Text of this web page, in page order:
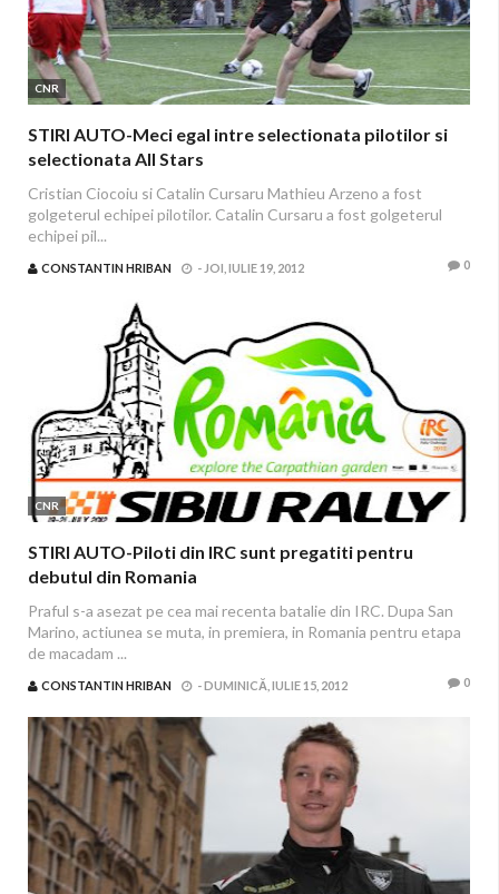
CNR
STIRI AUTO-Meci egal intre selectionata pilotilor si
selectionata All Stars
Cristian Ciocoiu si Catalin Cursaru Mathieu Arzeno a fost
golgeterul echipei pilotilor. Catalin Cursaru a fost golgeterul
echipei pil...
CONSTANTIN HRIBAN - JOI, IULIE 19, 2012 0
CNR
STIRI AUTO-Piloti din IRC sunt pregatiti pentru
debutul din Romania
Praful s-a asezat pe cea mai recenta batalie din IRC. Dupa San
Marino, actiunea se muta, in premiera, in Romania pentru etapa
de macadam ...
CONSTANTIN HRIBAN -DUMINICĂ, IULIE 15, 2012 0